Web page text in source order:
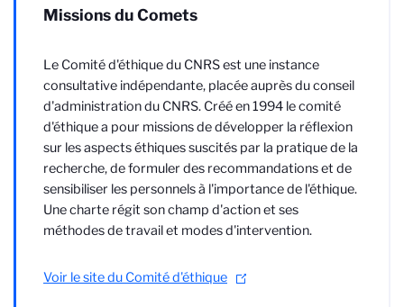
Missions du Comets
Le Comité d'éthique du CNRS est une instance
consultative indépendante, placée auprès du conseil
d'administration du CNRS. Créé en 1994 le comité
d'éthique a pour missions de développer la réflexion
sur les aspects éthiques suscités par la pratique de la
recherche, de formuler des recommandations et de
sensibiliser les personnels à l'importance de l'éthique.
Une charte régit son champ d'action et ses
méthodes de travail et modes d'intervention.
Voir le site du Comité d'éthique